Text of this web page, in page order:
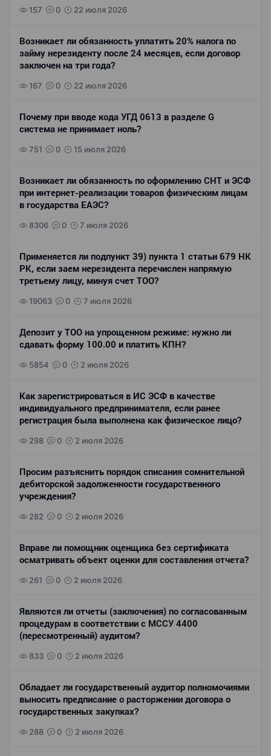
157 0 22 июля 2026
Возникает ли обязанность уплатить 20% налога по
займу нерезиденту после 24 месяцев, если договор
заключен на три года?
167 0 22 июля 2026
Почему при вводе кода УГД 0613 в разделе G
система не принимает ноль?
751 0 15 июля 2026
Возникает ли обязанность по оформлению СНТ и ЭСФ
при интернет-реализации товаров физическим лицам
в государства ЕАЭС?
8306 0 7 июля 2026
Применяется ли подпункт 39) пункта 1 статьи 679 НК
РК, если заем нерезидента перечислен напрямую
третьему лицу, минуя счет ТОО?
19063 0 7 июля 2026
Депозит у ТОО на упрощенном режиме: нужно ли
сдавать форму 100.00 и платить КПН?
5854 0 2 июля 2026
Как зарегистрироваться в ИС ЭСФ в качестве
индивидуального предпринимателя, если ранее
регистрация была выполнена как физическое лицо?
298 0 2 июля 2026
Просим разъяснить порядок списания сомнительной
дебиторской задолженности государственного
учреждения?
282 0 2 июля 2026
Вправе ли помощник оценщика без сертификата
осматривать объект оценки для составления отчета?
261 0 2 июля 2026
Являются ли отчеты (заключения) по согласованным
процедурам в соответствии с МССУ 4400
(пересмотренный) аудитом?
833 0 2 июля 2026
Обладает ли государственный аудитор полномочиями
выносить предписание о расторжении договора о
государственных закупках?
288 0 2 июля 2026